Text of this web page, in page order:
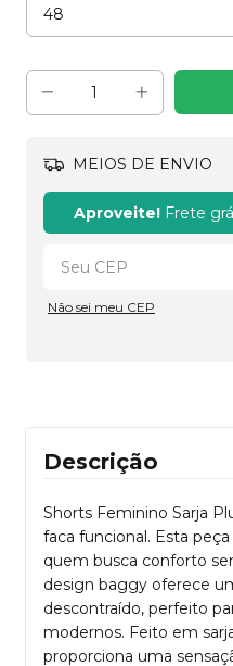
MEIOS DE ENVIO
Aproveite! Frete
Não sei meu CEP
Descrição
Shorts Feminino Sarja
faca funcional. Esta
quem busca conforto
design baggy oferece
descontraído, perfeito
modernos. Feito em
proporciona uma